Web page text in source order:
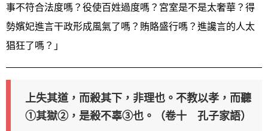
事不符合法度嗎？役使百姓過度嗎？宮室是不是太奢華？得
勢嬪妃進言干政形成風氣了嗎？賄賂盛行嗎？進讒言的人太
猖狂了嗎？」
上失其道，而殺其下，非理也。不教以孝，而聽
①其獄②，是殺不辜③也。（卷十 孔子家語）